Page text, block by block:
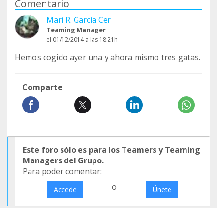
Comentario
Mari R. García Cer
Teaming Manager
el 01/12/2014 a las 18:21h
Hemos cogido ayer una y ahora mismo tres gatas.
Comparte
Este foro sólo es para los Teamers y Teaming
Managers del Grupo.
Para poder comentar:
Accede o Únete